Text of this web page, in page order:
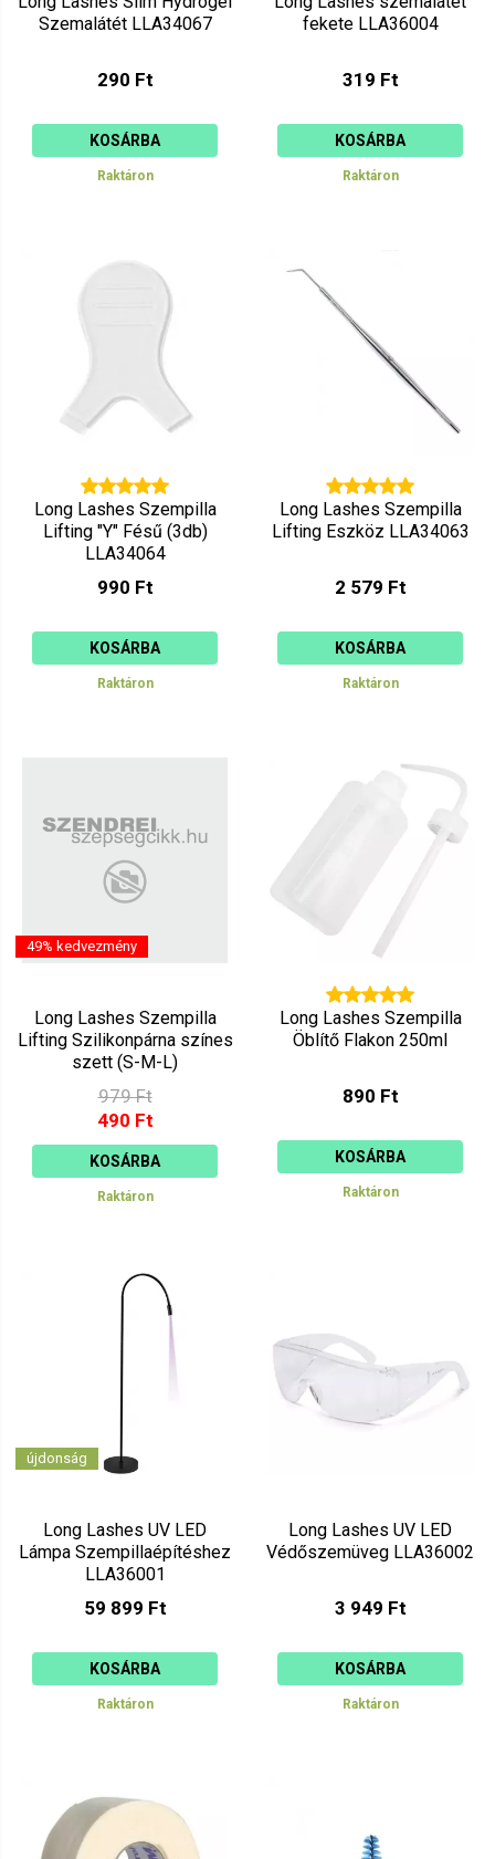
Szemalátét LLA34067
290 Ft
KOSÁRBA
Raktáron
fekete LLA36004
319 Ft
KOSÁRBA
Raktáron
Long Lashes Szempilla
Lifting "Y" Fésű (3db)
LLA34064
990 Ft
KOSÁRBA
Raktáron
Long Lashes Szempilla
Lifting Eszköz LLA34063
2 579 Ft
KOSÁRBA
Raktáron
49% kedvezmény
Long Lashes Szempilla
Lifting Szilikonpárna színes
szett (S-M-L)
979 Ft
490 Ft
KOSÁRBA
Raktáron
Long Lashes Szempilla
Öblítő Flakon 250ml
890 Ft
KOSÁRBA
Raktáron
újdonság
Long Lashes UV LED
Lámpa Szempillaépítéshez
LLA36001
59 899 Ft
KOSÁRBA
Raktáron
Long Lashes UV LED
Védőszemüveg LLA36002
3 949 Ft
KOSÁRBA
Raktáron